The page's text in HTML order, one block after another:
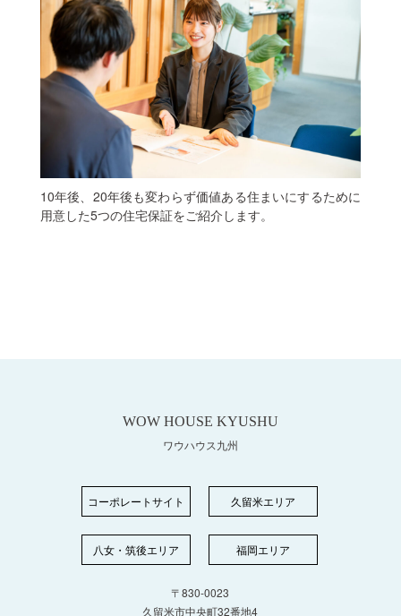
10年後、20年後も変わらず価値ある住まいにするために
用意した5つの住宅保証をご紹介します。
WOW HOUSE KYUSHU
ワウハウス九州
コーポレートサイト 久留米エリア
八女・筑後エリア 福岡エリア
〒830-0023
久留米市中央町32番地4